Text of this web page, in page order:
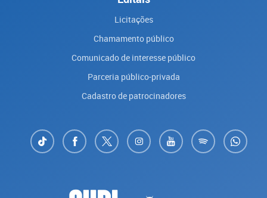
Licitações
Chamamento público
Comunicado de interesse público
Parceria público-privada
Cadastro de patrocinadores